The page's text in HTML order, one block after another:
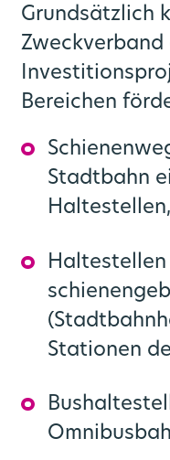
Grundsätzlich
Zweckverband
Bereichen
Stadtbahn
Haltestellen,
Haltestellen
Stationen